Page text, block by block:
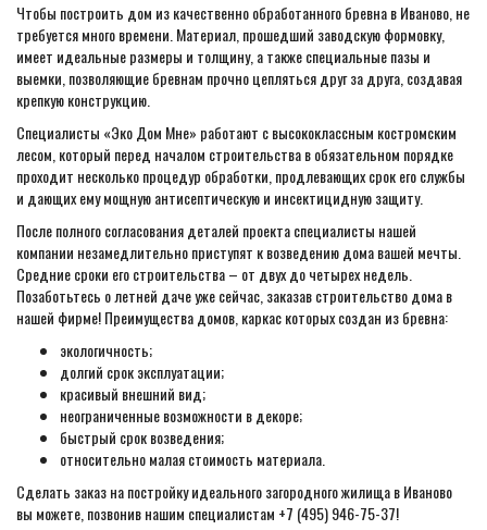
Чтобы построить дом из качественно обработанного бревна в Иваново, не
требуется много времени. Материал, прошедший заводскую формовку,
имеет идеальные размеры и толщину, а также специальные пазы и
выемки, позволяющие бревнам прочно цепляться друг за друга, создавая
крепкую конструкцию.
Специалисты «Эко Дом Мне» работают с высококлассным костромским
лесом, который перед началом строительства в обязательном порядке
проходит несколько процедур обработки, продлевающих срок его службы
и дающих ему мощную антисептическую и инсектицидную защиту.
После полного согласования деталей проекта специалисты нашей
компании незамедлительно приступят к возведению дома вашей мечты.
Средние сроки его строительства – от двух до четырех недель.
Позаботьтесь о летней даче уже сейчас, заказав строительство дома в
нашей фирме! Преимущества домов, каркас которых создан из бревна:
экологичность;
долгий срок эксплуатации;
красивый внешний вид;
неограниченные возможности в декоре;
быстрый срок возведения;
относительно малая стоимость материала.
Сделать заказ на постройку идеального загородного жилища в Иваново
вы можете, позвонив нашим специалистам +7 (495) 946-75-37!